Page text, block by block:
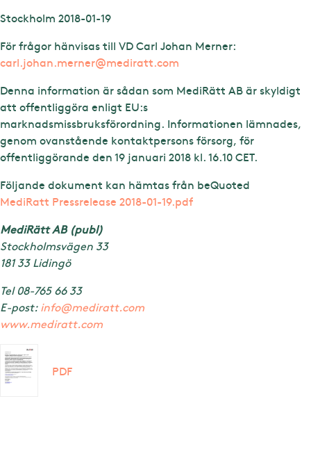
Stockholm 2018-01-19
För frågor hänvisas till VD Carl Johan Merner:
carl.johan.merner@mediratt.com
Denna information är sådan som MediRätt AB är skyldigt
att offentliggöra enligt EU:s
marknadsmissbruksförordning. Informationen lämnades,
genom ovanstående kontaktpersons försorg, för
offentliggörande den 19 januari 2018 kl. 16.10 CET.
Följande dokument kan hämtas från beQuoted
MediRatt Pressrelease 2018-01-19.pdf
MediRätt AB (publ)
Stockholmsvägen 33
181 33 Lidingö
Tel 08-765 66 33
E-post:info@mediratt.com
www.mediratt.com
PDF